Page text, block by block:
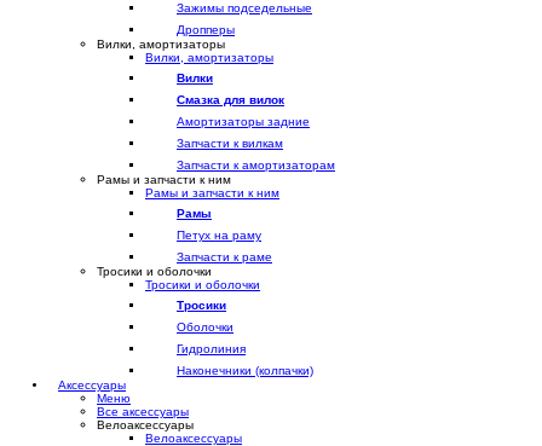
Зажимы подседельные
Дропперы
Вилки, амортизаторы
Вилки, амортизаторы
Вилки
Смазка для вилок
Амортизаторы задние
Запчасти к вилкам
Запчасти к амортизаторам
Рамы и запчасти к ним
Рамы и запчасти к ним
Рамы
Петух на раму
Запчасти к раме
Тросики и оболочки
Тросики и оболочки
Тросики
Оболочки
Гидролиния
Наконечники (колпачки)
Аксессуары
Меню
Все аксессуары
Велоаксессуары
Велоаксессуары